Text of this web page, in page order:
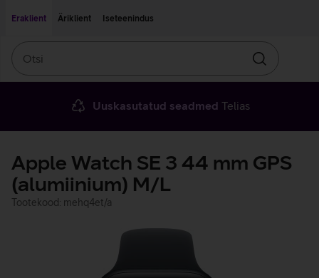
Eraklient
Äriklient Iseteenindus
Otsin
Uuskasutatud seadmed Telias
Apple Watch SE 3 44 mm GPS
(alumiinium) M/L
Tootekood: mehq4et/a